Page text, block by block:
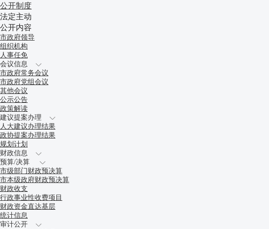
公开制度
法定主动
公开内容
市政府领导
组织机构
人事任免
会议信息
市政府常务会议
市政府党组会议
其他会议
公示公告
政策解读
建议提案办理
人大建议办理结果
政协提案办理结果
规划计划
财政信息
预算/决算
市级部门财政预决算
市本级政府财政预决算
财政收支
行政事业性收费项目
财政资金直达基层
统计信息
审计公开